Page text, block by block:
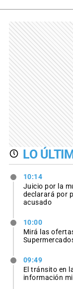
LO
10:14
Juicio por la
declarará por
acusado
10:00
Mirá las
09:49
El tránsito en
información